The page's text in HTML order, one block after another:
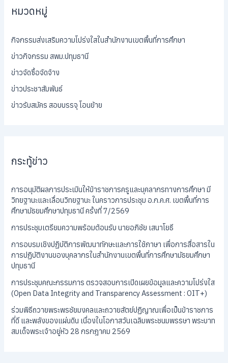
หมวดหมู่
กิจกรรมส่งเสริมความโปร่งใสในสำนักงานเขตพื้นที่การศึกษา
ข่าวกิจกรรม สพม.ปทุมธานี
ข่าวจัดซื้อจัดจ้าง
ข่าวประชาสัมพันธ์
ข่าวรับสมัคร สอบบรรจุ โอนย้าย
กระทู้ข่าว
การอนุมัติผลการประเมินให้ข้าราชการครูและบุคลากรทางการศึกษา มี
วิทยฐานะและเลื่อนวิทยฐานะ ในคราวการประชุม อ.ก.ค.ศ. เขตพื้นที่การ
ศึกษามัธยมศึกษาปทุมธานี ครั้งที่ 7/2569
การประชุมเตรียมความพร้อมต้อนรับ นายอภิชัย เสนาโยธี
การอบรมเชิงปฏิบัติการพัฒนาทักษะและการใช้ภาษา เพื่อการสื่อสารใน
การปฏิบัติงานของบุคลากรในสำนักงานเขตพื้นที่การศึกษามัธยมศึกษา
ปทุมธานี
การประชุมคณะกรรมการ ตรวจสอบการเปิดเผยข้อมูลและความโปร่งใส
(Open Data Integrity and Transparency Assessment : OIT+)
ร่วมพิธีถวายพระพรชัยมงคลและถวายสัตย์ปฏิญาณเพื่อเป็นข้าราชการ
ที่ดี และพลังของแผ่นดิน เนื่องในโอกาสวันเฉลิมพระชนมพรรษา พระบาท
สมเด็จพระเจ้าอยู่หัว 28 กรกฎาคม 2569